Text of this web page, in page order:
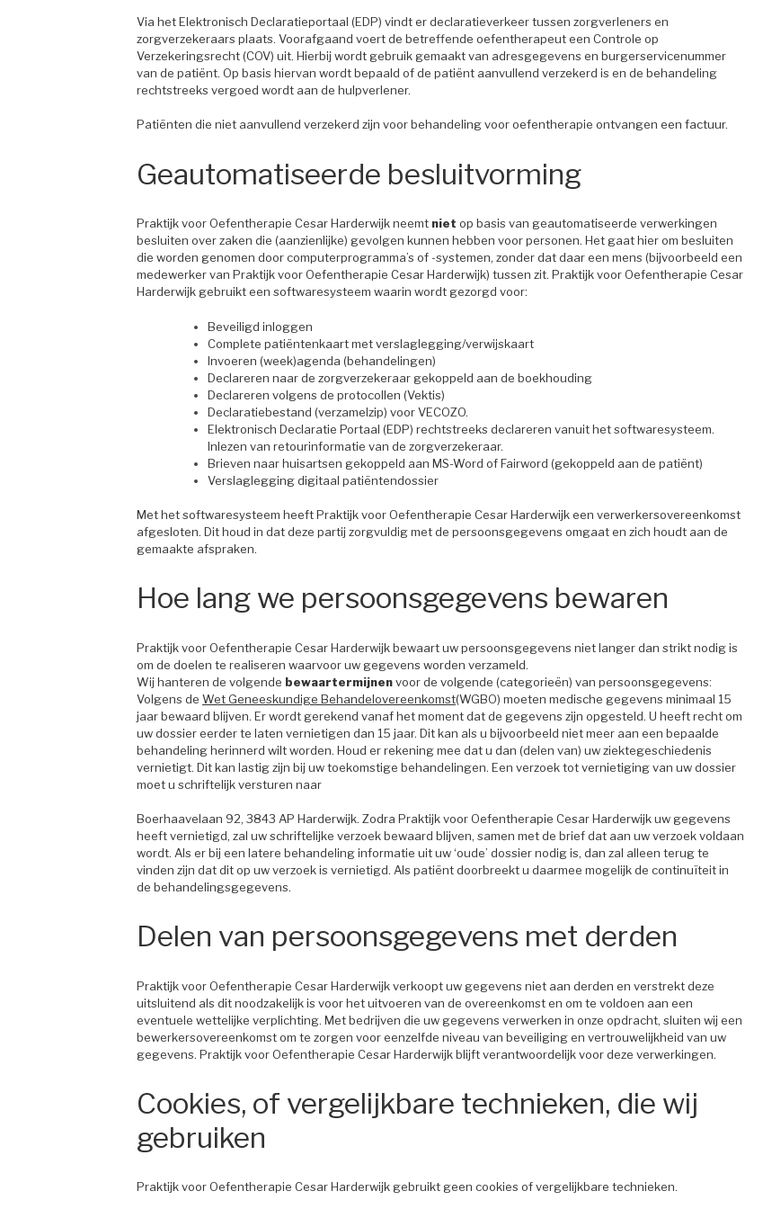
Via het Elektronisch Declaratieportaal (EDP) vindt er declaratieverkeer tussen zorgverleners en
zorgverzekeraars plaats. Voorafgaand voert de betreffende oefentherapeut een Controle op
Verzekeringsrecht (COV) uit. Hierbij wordt gebruik gemaakt van adresgegevens en burgerservicenummer
van de patiënt. Op basis hiervan wordt bepaald of de patiënt aanvullend verzekerd is en de behandeling
rechtstreeks vergoed wordt aan de hulpverlener.
Patiënten die niet aanvullend verzekerd zijn voor behandeling voor oefentherapie ontvangen een factuur.
Geautomatiseerde besluitvorming
Praktijk voor Oefentherapie Cesar Harderwijk neemt niet op basis van geautomatiseerde verwerkingen
besluiten over zaken die (aanzienlijke) gevolgen kunnen hebben voor personen. Het gaat hier om besluiten
die worden genomen door computerprogramma’s of -systemen, zonder dat daar een mens (bijvoorbeeld een
medewerker van Praktijk voor Oefentherapie Cesar Harderwijk) tussen zit. Praktijk voor Oefentherapie Cesar
Harderwijk gebruikt een softwaresysteem waarin wordt gezorgd voor:
Beveiligd inloggen
Complete patiëntenkaart met verslaglegging/verwijskaart
Invoeren (week)agenda (behandelingen)
Declareren naar de zorgverzekeraar gekoppeld aan de boekhouding
Declareren volgens de protocollen (Vektis)
Declaratiebestand (verzamelzip) voor VECOZO.
Elektronisch Declaratie Portaal (EDP) rechtstreeks declareren vanuit het softwaresysteem.
Inlezen van retourinformatie van de zorgverzekeraar.
Brieven naar huisartsen gekoppeld aan MS-Word of Fairword (gekoppeld aan de patiënt)
Verslaglegging digitaal patiëntendossier
Met het softwaresysteem heeft Praktijk voor Oefentherapie Cesar Harderwijk een verwerkersovereenkomst
afgesloten. Dit houd in dat deze partij zorgvuldig met de persoonsgegevens omgaat en zich houdt aan de
gemaakte afspraken.
Hoe lang we persoonsgegevens bewaren
Praktijk voor Oefentherapie Cesar Harderwijk bewaart uw persoonsgegevens niet langer dan strikt nodig is
om de doelen te realiseren waarvoor uw gegevens worden verzameld.
Wij hanteren de volgende bewaartermijnenvoor de volgende (categorieën) van persoonsgegevens:
Volgens de Wet Geneeskundige Behandelovereenkomst(WGBO) moeten medische gegevens minimaal 15
jaar bewaard blijven. Er wordt gerekend vanaf het moment dat de gegevens zijn opgesteld. U heeft recht om
uw dossier eerder te laten vernietigen dan 15 jaar. Dit kan als u bijvoorbeeld niet meer aan een bepaalde
behandeling herinnerd wilt worden. Houd er rekening mee dat u dan (delen van) uw ziektegeschiedenis
vernietigt. Dit kan lastig zijn bij uw toekomstige behandelingen. Een verzoek tot vernietiging van uw dossier
moet u schriftelijk versturen naar
Boerhaavelaan 92, 3843 AP Harderwijk. Zodra Praktijk voor Oefentherapie Cesar Harderwijk uw gegevens
heeft vernietigd, zal uw schriftelijke verzoek bewaard blijven, samen met de brief dat aan uw verzoek voldaan
wordt. Als er bij een latere behandeling informatie uit uw ‘oude’ dossier nodig is, dan zal alleen terug te
vinden zijn dat dit op uw verzoek is vernietigd. Als patiënt doorbreekt u daarmee mogelijk de continuïteit in
de behandelingsgegevens.
Delen van persoonsgegevens met derden
Praktijk voor Oefentherapie Cesar Harderwijk verkoopt uw gegevens niet aan derden en verstrekt deze
uitsluitend als dit noodzakelijk is voor het uitvoeren van de overeenkomst en om te voldoen aan een
eventuele wettelijke verplichting. Met bedrijven die uw gegevens verwerken in onze opdracht, sluiten wij een
bewerkersovereenkomst om te zorgen voor eenzelfde niveau van beveiliging en vertrouwelijkheid van uw
gegevens. Praktijk voor Oefentherapie Cesar Harderwijk blijft verantwoordelijk voor deze verwerkingen.
Cookies, of vergelijkbare technieken, die wij
gebruiken
Praktijk voor Oefentherapie Cesar Harderwijk gebruikt geen cookies of vergelijkbare technieken.